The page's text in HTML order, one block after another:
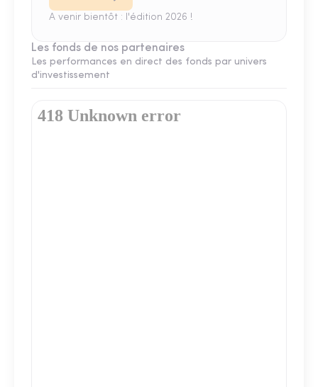
A venir bientôt : l'édition 2026 !
Les fonds de nos partenaires
Les performances en direct des fonds par univers
d'investissement